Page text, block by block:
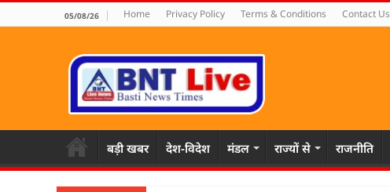
05/08/26 Home Privacy Policy Terms & Conditions Contact Us
बड़ी खबर देश-विदेश मंडल राज्यों से राजनीति